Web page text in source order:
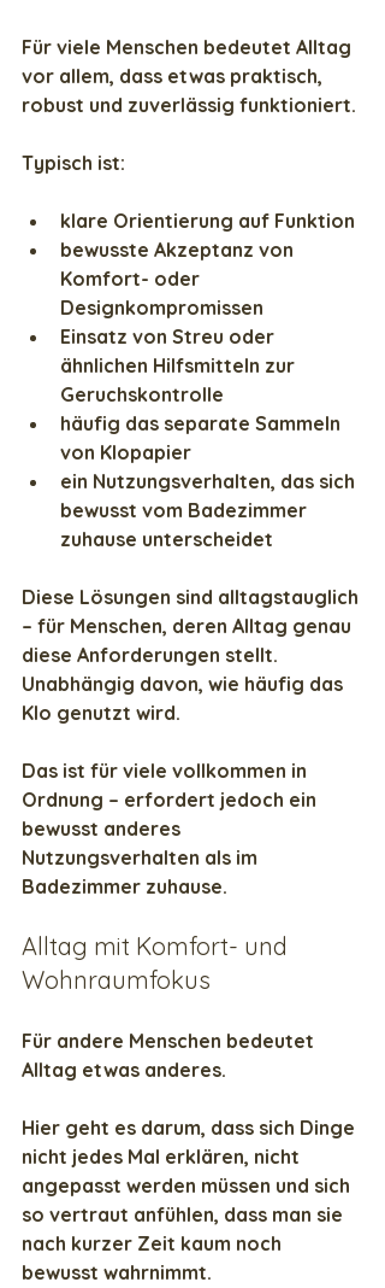
Für viele Menschen bedeutet Alltag
vor allem, dass etwas praktisch,
robust und zuverlässig funktioniert.
Typisch ist:
klare Orientierung auf Funktion
bewusste Akzeptanz von
Komfort- oder
Designkompromissen
Einsatz von Streu oder
ähnlichen Hilfsmitteln zur
Geruchskontrolle
häufig das separate Sammeln
von Klopapier
ein Nutzungsverhalten, das sich
bewusst vom Badezimmer
zuhause unterscheidet
Diese Lösungen sind alltagstauglich
– für Menschen, deren Alltag genau
diese Anforderungen stellt.
Unabhängig davon, wie häufig das
Klo genutzt wird.
Das ist für viele vollkommen in
Ordnung – erfordert jedoch ein
bewusst anderes
Nutzungsverhalten als im
Badezimmer zuhause.
Alltag mit Komfort- und
Wohnraumfokus
Für andere Menschen bedeutet
Alltag etwas anderes.
Hier geht es darum, dass sich Dinge
nicht jedes Mal erklären, nicht
angepasst werden müssen und sich
so vertraut anfühlen, dass man sie
nach kurzer Zeit kaum noch
bewusst wahrnimmt.